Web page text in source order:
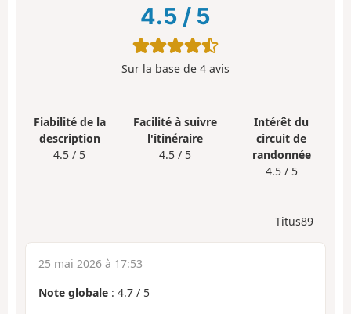
4.5 / 5
Sur la base de 4 avis
Fiabilité de la
description
4.5 / 5
Facilité à suivre
l'itinéraire
4.5 / 5
Intérêt du
circuit de
randonnée
4.5 / 5
Titus89
25 mai 2026 à 17:53
Note globale : 4.7 / 5